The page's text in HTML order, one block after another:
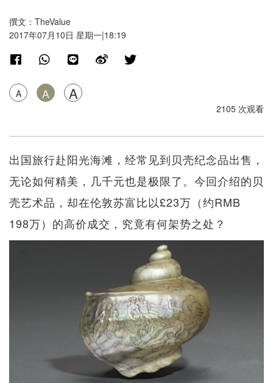
撰文：TheValue
2017年07月10日 星期一|18:19
A A A
2105 次观看
出国旅行赴阳光海滩，经常见到贝壳纪念品出售，
无论如何精美，几千元也是极限了。今回介绍的贝
壳艺术品，却在伦敦苏富比以£23万（约RMB
198万）的高价成交，究竟有何架势之处？